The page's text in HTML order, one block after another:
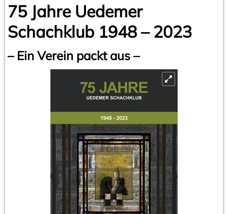
75 Jahre Uedemer
Schachklub 1948 – 2023
– Ein Verein packt aus –